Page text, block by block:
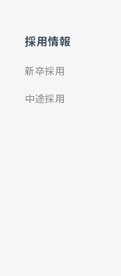
採用情報
新卒採用
中途採用